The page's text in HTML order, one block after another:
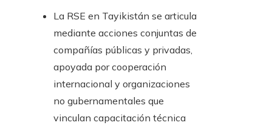
La RSE en Tayikistán se articula
mediante acciones conjuntas de
compañías públicas y privadas,
apoyada por cooperación
internacional y organizaciones
no gubernamentales que
vinculan capacitación técnica